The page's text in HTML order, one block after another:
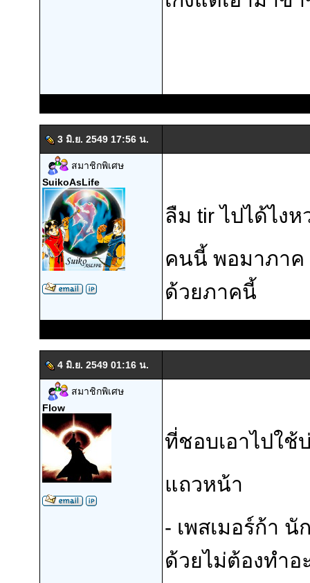
3 มิ.ย. 2549 17:56 น.
สมาชิกพิเศษ
SuikoAsLife
ลืม tir ไปได้ไงห
คนนี้ พอมาภาค
ด้วยภาคนี้
4 มิ.ย. 2549 01:16 น.
สมาชิกพิเศษ
Flow
ที่ชอบเอาไปใช้
แถวหน้า
- เพสเมอร์ก้า
ด้วยไม่ต้องทำอ